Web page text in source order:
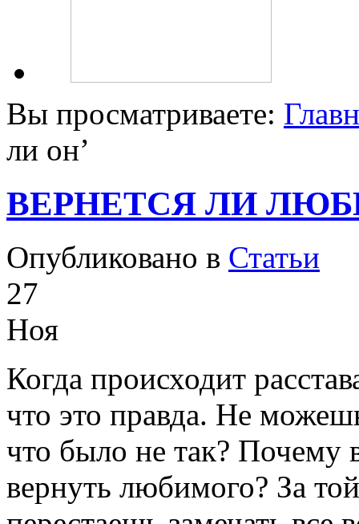
Вы просматриваете:
ли он’
ВЕРНЕТСЯ ЛИ
Опубликовано в Статьи
27
Ноя
Когда происходит
что это правда. Не
что было не так? Почему
вернуть любимого? За